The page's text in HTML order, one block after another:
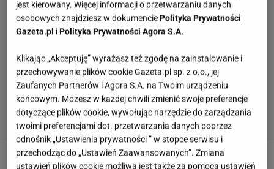
jest kierowany. Więcej informacji o przetwarzaniu danych
osobowych znajdziesz w dokumencie Polityka Prywatności
Gazeta.pl i Polityka Prywatności Agora S.A.
Klikając „Akceptuję” wyrażasz też zgodę na zainstalowanie i
przechowywanie plików cookie Gazeta.pl sp. z o.o., jej
Zaufanych Partnerów i Agora S.A. na Twoim urządzeniu
końcowym. Możesz w każdej chwili zmienić swoje preferencje
dotyczące plików cookie, wywołując narzędzie do zarządzania
twoimi preferencjami dot. przetwarzania danych poprzez
odnośnik „Ustawienia prywatności ” w stopce serwisu i
przechodząc do „Ustawień Zaawansowanych”. Zmiana
ustawień plików cookie możliwa jest także za pomocą ustawień